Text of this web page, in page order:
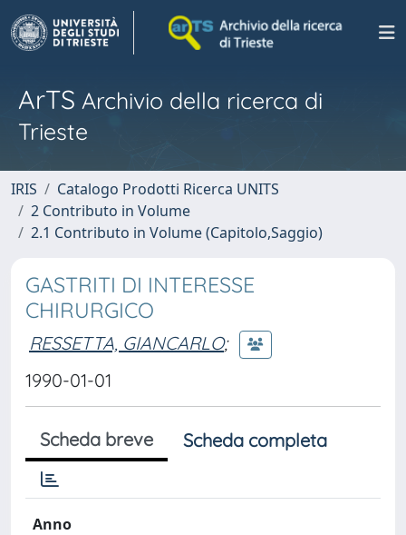
ArTS Archivio della ricerca di
Trieste
IRIS
Catalogo Prodotti Ricerca UNITS
2 Contributo in Volume
2.1 Contributo in Volume (Capitolo,Saggio)
GASTRITI DI INTERESSE
CHIRURGICO
RESSETTA, GIANCARLO;
1990-01-01
Scheda breve Scheda completa
Anno